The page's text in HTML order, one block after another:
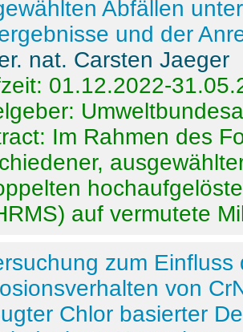
Abfällen
und der
nat. Carsten Jaeger
01.12.2022-
Im Rahmen des
auf vermutete
zum
von
Chlor basierter